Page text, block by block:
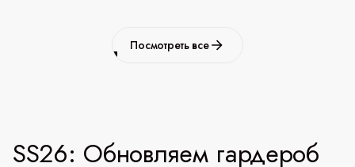
Посмотреть все
SS26: Обновляем гардероб